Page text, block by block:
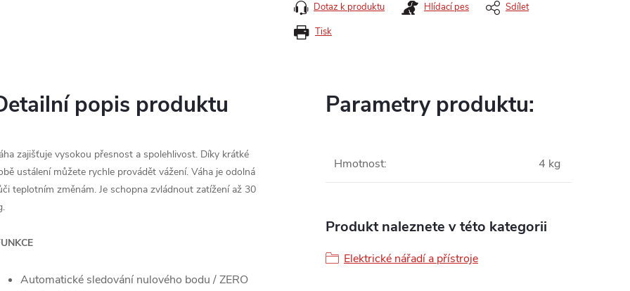
Tisk
Dotaz k produktu Hlídací pes Sdílet
popis produktu
zajišťuje vysokou přesnost a spolehlivost. Díky krátké
ustálení můžete rychle provádět vážení. Váha je odolná
teplotním změnám. Je schopna zvládnout zatížení až 30
Automatické sledování nulového bodu / ZERO
Parametry produktu:
Hmotnost: 4 kg
Produkt naleznete v této kategorii
Elektrické nářadí a přístroje